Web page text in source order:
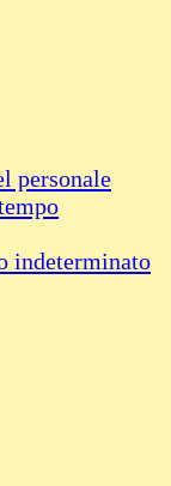
personale
indeterminato